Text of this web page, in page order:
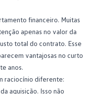
financeiro. Muitas
apenas no valor da
total do contrato. Esse
vantajosas no curto
anos.
raciocínio diferente:
aquisição. Isso não